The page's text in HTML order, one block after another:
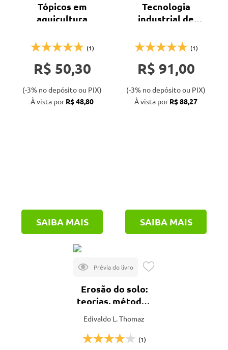
Tópicos em
aquicultura
(1)
R$ 50,30
(-3% no depósito ou PIX)
À vista porR$ 48,80
SAIBA MAIS
Tecnologia
industrial de
(1)
R$ 91,00
(-3% no depósito ou PIX)
À vista porR$ 88,27
SAIBA MAIS
Erosão do solo:
teorias, métodos
e perspectivas
Edivaldo L. Thomaz
(1)